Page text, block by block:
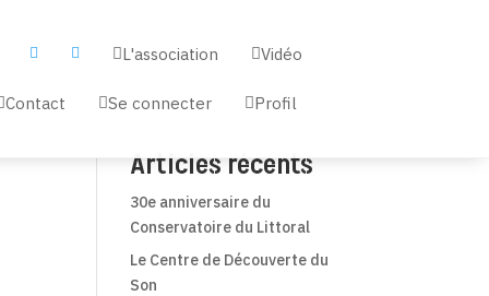
  L'association Vidéo
Contact Se connecter Profil
Articles récents
30e anniversaire du
Conservatoire du Littoral
Le Centre de Découverte du
Son